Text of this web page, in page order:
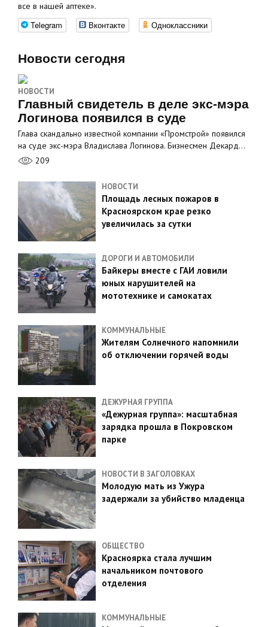
все в нашей аптеке».
Telegram Вконтакте Одноклассники
Новости сегодня
НОВОСТИ
Главный свидетель в деле экс-мэра
Логинова появился в суде
Глава скандально известной компании «Промстрой» появился
на суде экс-мэра Владислава Логинова. Бизнесмен Декард…
209
НОВОСТИ
Площадь лесных пожаров в
Красноярском крае резко
увеличилась за сутки
ДОРОГИ И АВТОМОБИЛИ
Байкеры вместе с ГАИ ловили
юных нарушителей на
мототехнике и самокатах
КОММУНАЛЬНЫЕ
Жителям Солнечного напомнили
об отключении горячей воды
ДЕЖУРНАЯ ГРУППА
«Дежурная группа»: масштабная
зарядка прошла в Покровском
парке
НОВОСТИ В ЗАГОЛОВКАХ
Молодую мать из Ужура
задержали за убийство младенца
ОБЩЕСТВО
Красноярка стала лучшим
начальником почтового
отделения
КОММУНАЛЬНЫЕ